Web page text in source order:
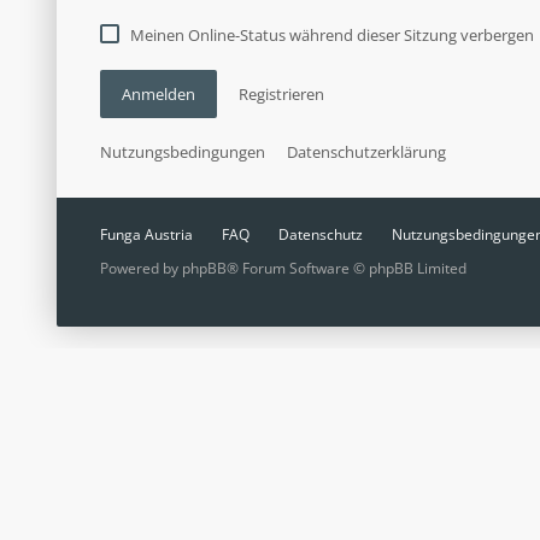
Meinen Online-Status während dieser Sitzung verbergen
Anmelden Registrieren
Nutzungsbedingungen Datenschutzerklärung
Funga Austria FAQ Datenschutz
Powered by phpBB® Forum Software © phpBB Limited